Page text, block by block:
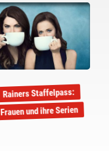
Rainers Staffelpass:
Frauen und ihre Serien